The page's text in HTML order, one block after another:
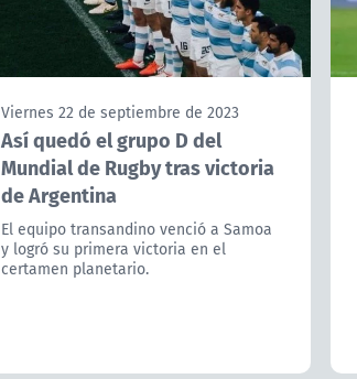
Viernes 22 de septiembre de 2023
Así quedó el grupo D del
Mundial de Rugby tras victoria
de Argentina
El equipo transandino venció a Samoa
y logró su primera victoria en el
certamen planetario.